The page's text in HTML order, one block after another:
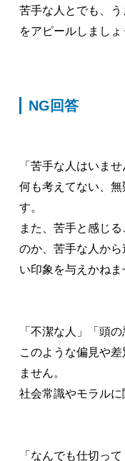
苦手な人とでも、
をアピールしましょ
NG回答
「苦手な人はいませ
何も考えてない、
す。
また、苦手と感じ
のか、苦手な人か
い印象を与えかねま
「不潔な人」「頭の
このような偏見や
ません。
社会常識やモラルに
「なんでも仕切っ